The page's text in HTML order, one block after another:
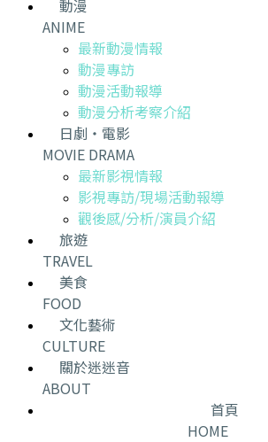
動漫
ANIME
最新動漫情報
動漫專訪
動漫活動報導
動漫分析考察介紹
日劇・電影
MOVIE DRAMA
最新影視情報
影視專訪/現場活動報導
觀後感/分析/演員介紹
旅遊
TRAVEL
美食
FOOD
文化藝術
CULTURE
關於迷迷音
ABOUT
首頁
HOME